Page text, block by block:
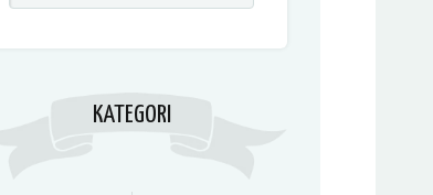
KATEGORI